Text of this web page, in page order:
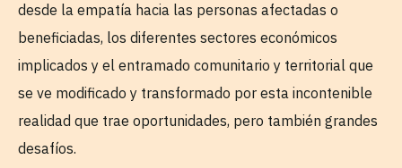
desde la empatía hacia las personas afectadas o
beneficiadas, los diferentes sectores económicos
implicados y el entramado comunitario y territorial que
se ve modificado y transformado por esta incontenible
realidad que trae oportunidades, pero también grandes
desafíos.